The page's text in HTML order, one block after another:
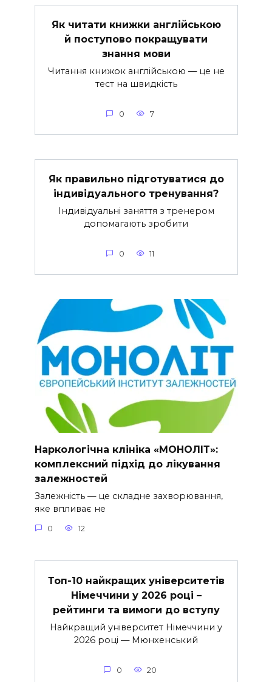
Як читати книжки англійською
й поступово покращувати
знання мови
Читання книжок англійською — це не
тест на швидкість
0 7
Як правильно підготуватися до
індивідуального тренування?
Індивідуальні заняття з тренером
допомагають зробити
0 11
Наркологічна клініка «МОНОЛІТ»:
комплексний підхід до лікування
залежностей
Залежність — це складне захворювання,
яке впливає не
0 12
Топ-10 найкращих університетів
Німеччини у 2026 році –
рейтинги та вимоги до вступу
Найкращий університет Німеччини у
2026 році — Мюнхенський
0 20